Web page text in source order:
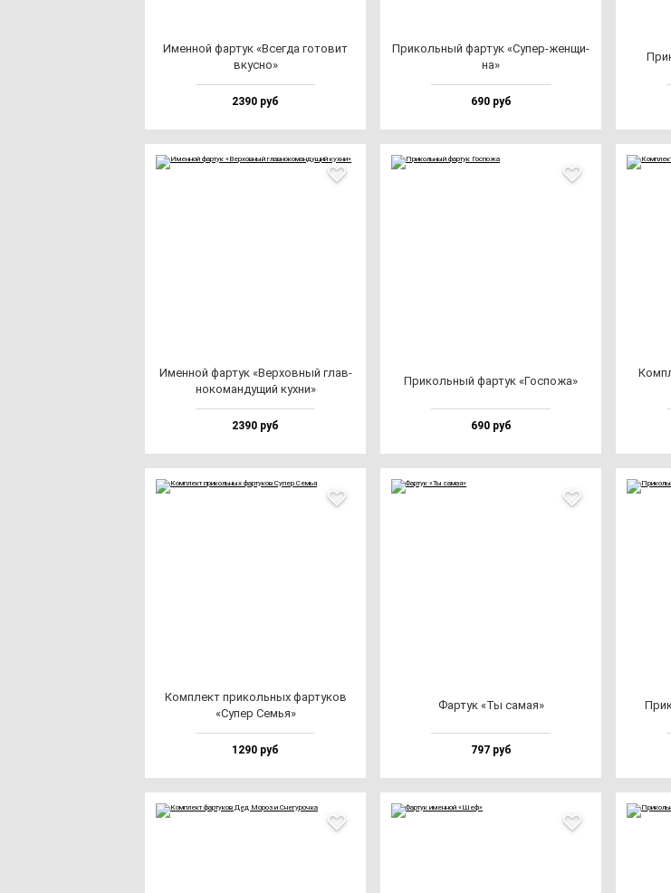
Имен­ной фар­тук «Всег­да го­то­вит
вкус­но»
2390 руб
При­коль­ный фар­тук «Супер-жен­щи­
на»
690 руб
Имен­ной фар­тук «Вер­хов­ный глав­
но­ко­ман­ду­щий кух­ни»
2390 руб
При­коль­ный фар­тук «Гос­по­жа»
690 руб
Ком­плект при­коль­ных фар­ту­ков
«Супер Семья»
1290 руб
Фар­тук «Ты са­мая»
797 руб